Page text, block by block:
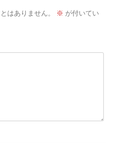
はありません。 ※ が付いてい